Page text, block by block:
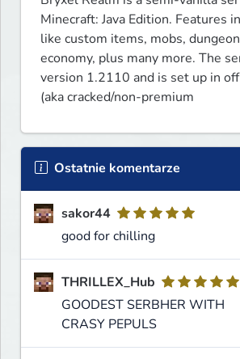
Minecraft: Java Edition. Features
like custom items, mobs,
economy, plus many more. The
version 1.2110 and is set up in
(aka cracked/non-premium
Ostatnie komentarze
sakor44
good for chilling
THRILLEX_Hub
GOODEST SERBHER WITH
CRASY PEPULS